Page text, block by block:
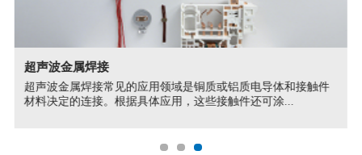
超声波金属焊接
超声波金属焊接常见的应用领域是铜质或铝质电导体和接触件
材料决定的连接。根据具体应用，这些接触件还可涂...